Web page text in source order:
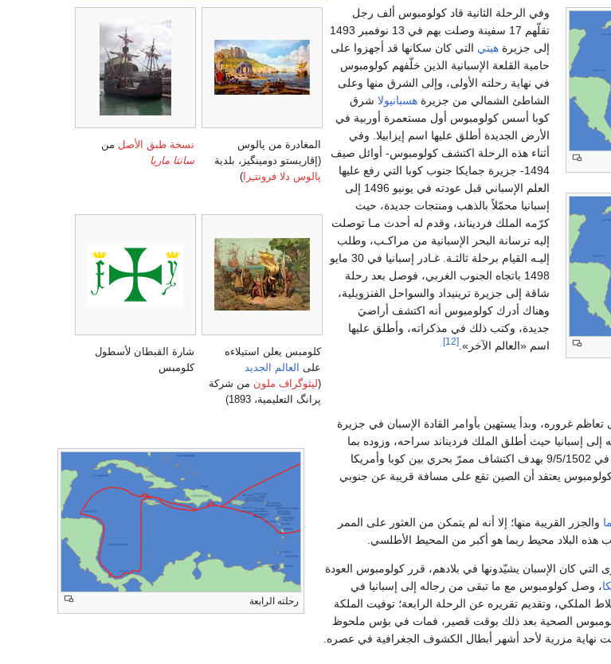
المغادرة من پالوس
(إڤاريستو دومينگيز، بلدية
پالوس دلا فرونتـِرا)
نسخة طبق الأصل من
سانتا ماريا
كلومبس يعلن استيلاءه
على العالم الجديد
(ليثوگراف ملون من شركة
پرانگ التعليمية، 1893)
شارة القبطان لأسطول
كلومبس
وفي الرحلة الثانية قاد كولومبوس ألف رجل
تقلّهم 17 سفينة وصلت بهم في 13 نوفمبر 1493
إلى جزيرة هيتي التي كان سكانها قد أجهزوا على
حامية القلعة الإسبانية الذين خلّفهم كولومبوس
في نهاية رحلته الأولى، وإلى الشرق منها وعلى
الشاطئ الشمالي من جزيرة هسبانيولاشرق
كوبا أسس كولومبوس أول مستعمرة أوربية في
الأرض الجديدة أطلق عليها اسم إيزابيلا. وفي
أثناء هذه الرحلة اكتشف كولومبوس- أوائل صيف
1494- جزيرة جمايكا جنوب كوبا التي رفع عليها
العلم الإسباني قبل عودته في يونيو 1496 إلى
إسبانيا محمّلاً بالذهب ومنتجات جديدة، حيث
كرّمه الملك فرديناند، وقدم له أحدث مـا توصلت
إليه ترسانة البحر الإسبانية من مراكـب، وطلب
إليـه القيام برحلة ثالثـة. غـادر إسبانيا في 30 مايو
1498 باتجاه الجنوب الغربي، فوصل بعد رحلة
شاقة إلى جزيرة ترينيداد والسواحل الفنزويلية،
وهناك أدرك كولومبوس أنه اكتشف أراضيَ
جديدة، وكتب ذلك في مذكراته، وأطلق عليها
اسم «العالم الآخر». [12]
رحلته الرابعة
غروره، وبدأ يستهين بأوامر القادة الإسبان في جزيرة
إلى إسبانيا حيث أطلق الملك فرديناند سراحه، وزوده بما
طلب من سفن لرحلة رابعة وأخيرة انطلقت في 9/5/1502 بهدف اكتشاف ممرّ بحري بين كوبا وأمريكا
كولومبوس يعتقد أن الصين تقع على مسافة قريبة عن جنوبي
والجزر القريبة منها؛ إلا أنه لم يتمكن من العثور على الممر
هذه البلاد محيط ربما هو أكبر من المحيط الأطلسي.
التي كان الإسبان يشيّدونها في بلادهم، قرر كولومبوس العودة
، وصل كولومبوس مع ما تبقى من رجاله إلى إسبانيا في
البلاط الملكي، وتقديم تقريره عن الرحلة الرابعة؛ توفيت الملكة
كولومبوس الصحية بعد ذلك بوقت قصير، فمات في بؤس ملحوظ